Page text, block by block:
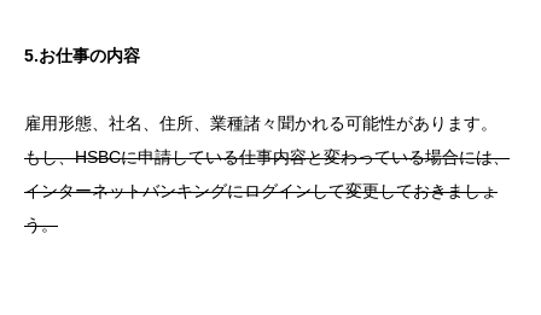
5.お仕事の内容
雇用形態、社名、住所、業種諸々聞かれる可能性があります。
もし、HSBCに申請している仕事内容と変わっている場合には、
インターネットバンキングにログインして変更しておきましょ
う。